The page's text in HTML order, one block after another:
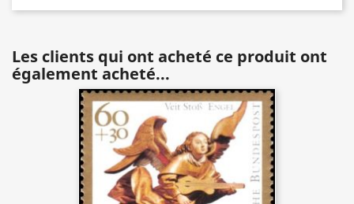
Les clients qui ont acheté ce produit ont
également acheté...